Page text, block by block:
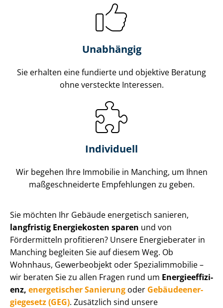
Unabhängig
Sie erhalten eine fundierte und objektive Beratung
ohne versteckte Interessen.
Individuell
Wir begehen Ihre Immobilie in Manching, um Ihnen
maß­ge­schnei­der­te Empfehlungen zu geben.
Sie möchten Ihr Gebäude energetisch sanieren,
langfristig Energiekosten sparen und von
Fördermitteln profitieren? Unsere Energieberater in
Manching begleiten Sie auf diesem Weg. Ob
Wohnhaus, Gewerbeobjekt oder Spe­zi­al­im­mo­bi­lie –
wir beraten Sie zu allen Fragen rund um En­er­gie­ef­fi­zi­
enz, energetischer Sanierung oder Ge­bäu­de­en­er­
gie­ge­setz (GEG). Zusätzlich sind unsere